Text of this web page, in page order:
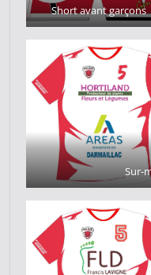
Short avant garçons
Sur-